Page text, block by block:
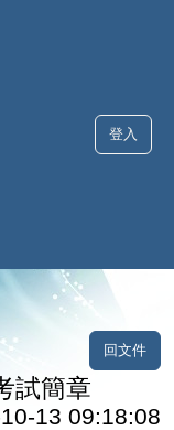
登入
回文件
試簡章
13 09:18:08